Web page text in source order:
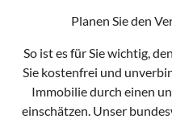
Planen Sie den
So ist es für Sie wichtig,
Sie kostenfrei und
Immobilie durch einen
einschätzen. Unser